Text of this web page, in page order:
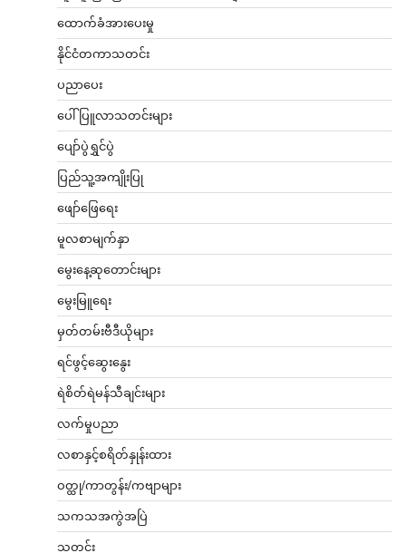
ထောက်ခံအားပေးမှု
နိုင်ငံတကာသတင်း
ပညာပေး
ပေါ်ပြူလာသတင်းများ
ပျော်ပွဲရွှင်ပွဲ
ပြည်သူ့အကျိုးပြု
ဖျော်ဖြေရေး
မူလစာမျက်နှာ
မွေးနေ့ဆုတောင်းများ
မွေးမြူရေး
မှတ်တမ်းဗီဒီယိုများ
ရင်ဖွင့်ဆွေးနွေး
ရဲစိတ်ရဲမန်သီချင်းများ
လက်မှုပညာ
လစာနှင့်စရိတ်နှုန်းထား
ဝတ္ထု/ကာတွန်း/ကဗျာများ
သကသအကွဲအပြဲ
သတင်း